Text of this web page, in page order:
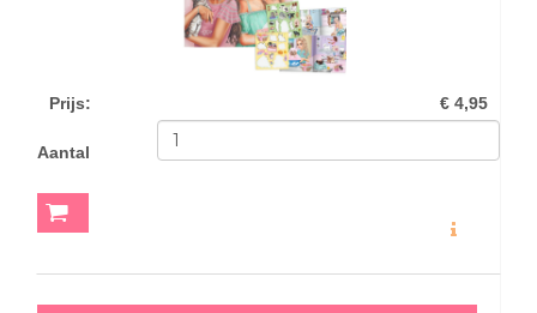
Prijs: € 4,95
Aantal